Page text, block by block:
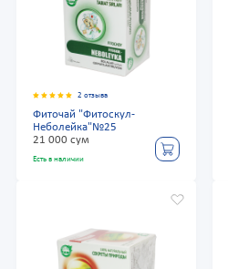
2 отзыва
Фиточай "Фитоскул-
Неболейка"№25
21 000 сум
Есть в наличии